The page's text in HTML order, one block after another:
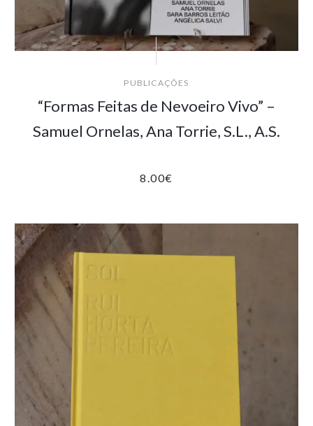
PUBLICAÇÕES
“Formas Feitas de Nevoeiro Vivo” –
Samuel Ornelas, Ana Torrie, S.L., A.S.
8.00€